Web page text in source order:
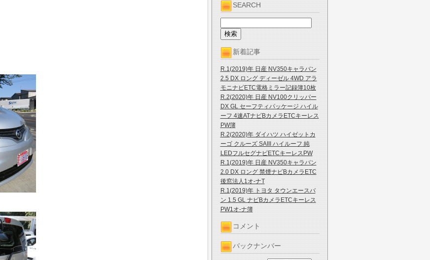
SEARCH
新着記事
R.1(2019)年 日産 NV350キャラバン
2.5 DX ロング ディーゼル 4WD アラ
モニナビETC電格ミラー記録簿10枚
R.2(2020)年 日産 NV100クリッパー
DX GL セーフティパッケージ ハイル
ーフ 4速ATナビBカメラETCキーレス
PW簿
R.2(2020)年 ダイハツ ハイゼットカ
ーゴ クルーズ SAIII ハイルーフ 純
LEDフルセグナビETCキーレスPW
R.1(2019)年 日産 NV350キャラバン
2.0 DX ロング 禁煙ナビBカメラETC
後窓法人1オ-ナT
R.1(2019)年 トヨタ タウンエースバ
ン 1.5 GL ナビBカメラETCキーレス
PW1オ-ナ簿
コメント
バックナンバー